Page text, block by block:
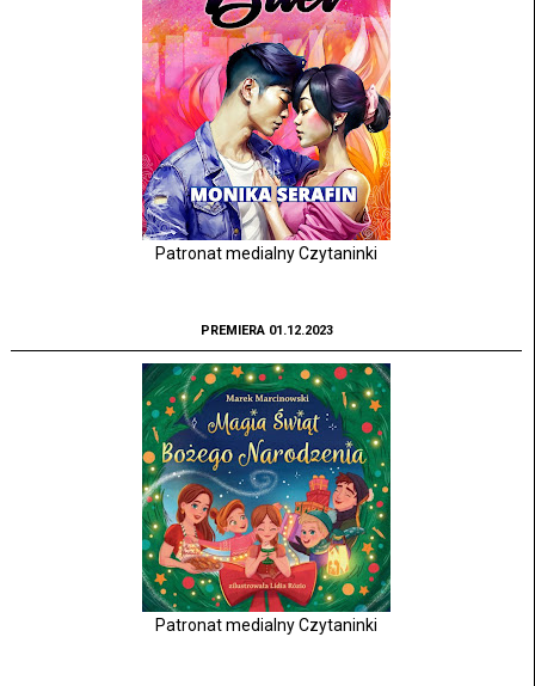
Patronat medialny Czytaninki
PREMIERA 01.12.2023
Patronat medialny Czytaninki